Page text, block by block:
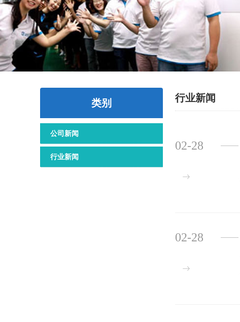
类别
公司新闻
行业新闻
行业新闻
02-28
02-28